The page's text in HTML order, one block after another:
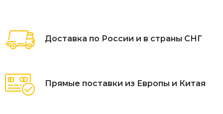
водоотталкивающей пропиткой, толщина подушек 12 см,
столешница кофейного столика глянцевая, изготовлена из
Доставка по России и в страны СНГ
Прямые поставки из Европы и Китая